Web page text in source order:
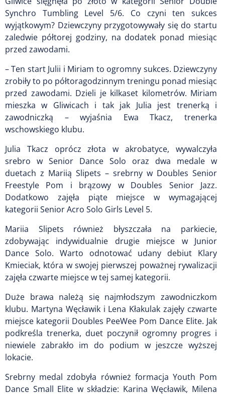
Synchro Tumbling Level 5/6. Co czyni ten sukces
wyjątkowym? Dziewczyny przygotowywały się do startu
zaledwie półtorej godziny, na dodatek ponad miesiąc
przed zawodami.
– Ten start Julii i Miriam to ogromny sukces. Dziewczyny
zrobiły to po półtoragodzinnym treningu ponad miesiąc
przed zawodami. Dzieli je kilkaset kilometrów. Miriam
mieszka w Gliwicach i tak jak Julia jest trenerką i
zawodniczką – wyjaśnia Ewa Tkacz, trenerka
wschowskiego klubu.
Julia Tkacz oprócz złota w akrobatyce, wywalczyła
srebro w Senior Dance Solo oraz dwa medale w
duetach z Mariią Slipets – srebrny w Doubles Senior
Freestyle Pom i brązowy w Doubles Senior Jazz.
Dodatkowo zajęła piąte miejsce w wymagającej
kategorii Senior Acro Solo Girls Level 5.
Mariia Slipets również błyszczała na parkiecie,
zdobywając indywidualnie drugie miejsce w Junior
Dance Solo. Warto odnotować udany debiut Klary
Kmieciak, która w swojej pierwszej poważnej rywalizacji
zajęła czwarte miejsce w tej samej kategorii.
Duże brawa należą się najmłodszym zawodniczkom
klubu. Martyna Węcławik i Lena Kłakulak zajęły czwarte
miejsce kategorii Doubles PeeWee Pom Dance Elite. Jak
podkreśla trenerka, duet poczynił ogromny progres i
niewiele zabrakło im do podium w jeszcze wyższej
lokacie.
Srebrny medal zdobyła również formacja Youth Pom
Dance Small Elite w składzie: Karina Węcławik, Milena